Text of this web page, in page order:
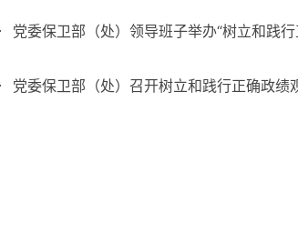
党委保卫部（处）领导班子举办“树立和践
党委保卫部（处）召开树立和践行正确政绩